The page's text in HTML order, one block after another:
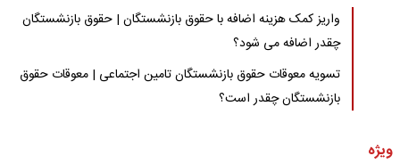
واریز کمک هزینه اضافه با حقوق بازنشستگان | حقوق بازنشستگان
چقدر اضافه می شود؟
تسویه معوقات حقوق بازنشستگان تامین اجتماعی | معوقات حقوق
بازنشستگان چقدر است؟
ویژه